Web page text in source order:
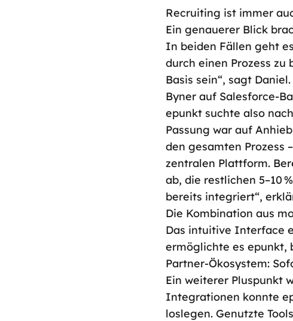
Recruiting ist immer
Ein genauerer Blick
In beiden Fällen geht
durch einen Prozess
Basis sein“, sagt
Byner auf Salesforce-
epunkt suchte also
Passung war auf
den gesamten Prozess
zentralen Plattform.
ab, die restlichen 5–10
bereits integriert“,
Die Kombination aus
Das intuitive Interface
ermöglichte es epunkt,
Partner-Ökosystem:
Ein weiterer Pluspunkt
Integrationen konnte
loslegen. Genutzte